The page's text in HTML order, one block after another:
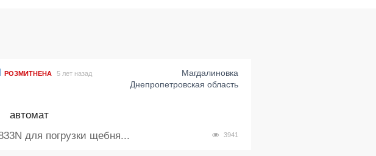
РОЗМИТНЕНА
Магдалиновка
Днепропетровская область
5 лет назад
автомат
3941
для погрузки щебня...